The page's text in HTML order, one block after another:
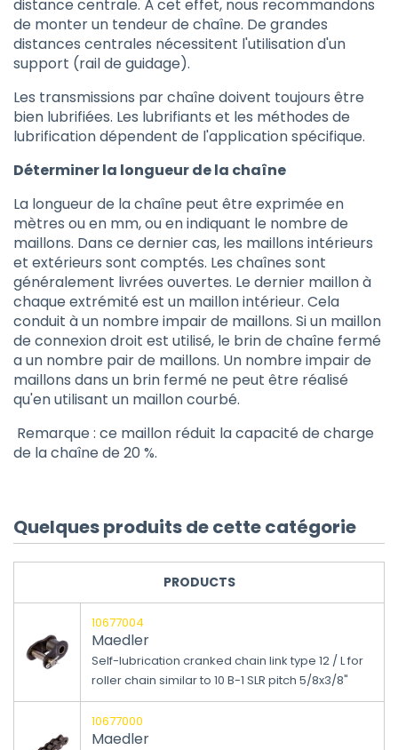
distance centrale. À cet effet, nous recommandons
de monter un tendeur de chaîne. De grandes
distances centrales nécessitent l'utilisation d'un
support (rail de guidage).
Les transmissions par chaîne doivent toujours être
bien lubrifiées. Les lubrifiants et les méthodes de
lubrification dépendent de l'application spécifique.
Déterminer la longueur de la chaîne
La longueur de la chaîne peut être exprimée en
mètres ou en mm, ou en indiquant le nombre de
maillons. Dans ce dernier cas, les maillons intérieurs
et extérieurs sont comptés. Les chaînes sont
généralement livrées ouvertes. Le dernier maillon à
chaque extrémité est un maillon intérieur. Cela
conduit à un nombre impair de maillons. Si un maillon
de connexion droit est utilisé, le brin de chaîne fermé
a un nombre pair de maillons. Un nombre impair de
maillons dans un brin fermé ne peut être réalisé
qu'en utilisant un maillon courbé.
Remarque : ce maillon réduit la capacité de charge
de la chaîne de 20 %.
Quelques produits de cette catégorie
PRODUCTS
10677004
Maedler
Self-lubrication cranked chain link type 12 / L for
roller chain similar to 10 B-1 SLR pitch 5/8x3/8"
10677000
Maedler